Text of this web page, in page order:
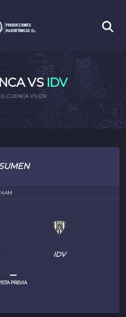
VSIDV
D. CUENCA VS IDV
AM
IDV
–
PREVIA